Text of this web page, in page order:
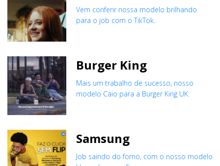
Vem conferir nossa modelo brilhando
para o job com o TikTok.
Burger King
Mais um trabalho de sucesso, nosso
modelo Caio para a Burger King UK.
Samsung
Job saindo do forno, com o nosso modelo